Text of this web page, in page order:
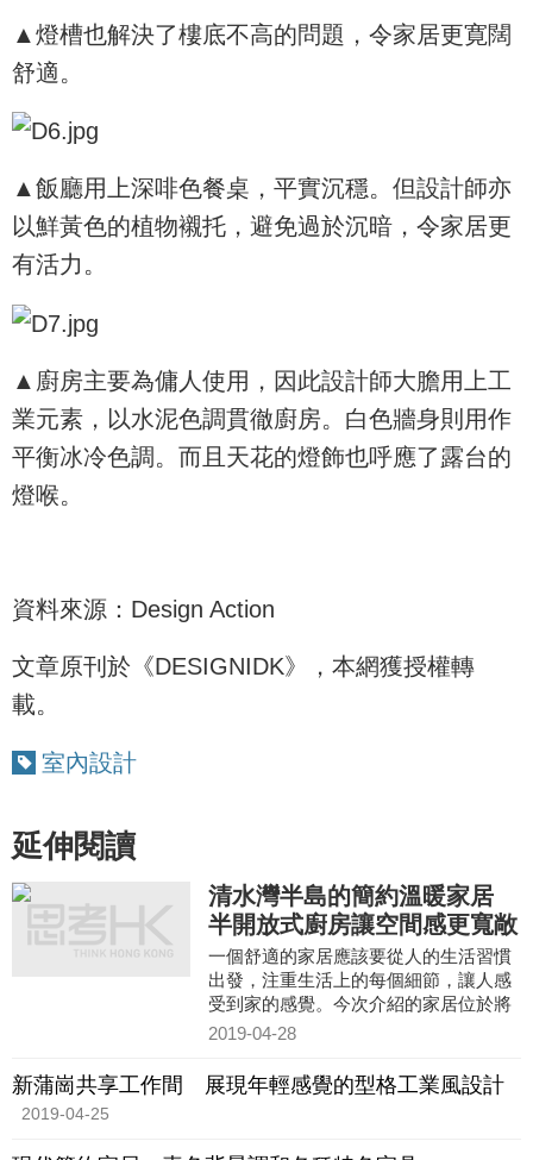
▲燈槽也解決了樓底不高的問題，令家居更寛闊
舒適。
▲飯廳用上深啡色餐桌，平實沉穩。但設計師亦
以鮮黃色的植物襯托，避免過於沉暗，令家居更
有活力。
▲廚房主要為傭人使用，因此設計師大膽用上工
業元素，以水泥色調貫徹廚房。白色牆身則用作
平衡冰冷色調。而且天花的燈飾也呼應了露台的
燈喉。
資料來源：Design Action
文章原刊於《DESIGNIDK》，本網獲授權轉
載。
室內設計
延伸閱讀
清水灣半島的簡約溫暖家居
半開放式廚房讓空間感更寬敞
一個舒適的家居應該要從人的生活習慣
出發，注重生活上的每個細節，讓人感
受到家的感覺。今次介紹的家居位於將
軍澳清水灣半島，設計師考慮到戶主一
和採光等三方面入手，打造了一個簡約
舒適的溫暖家居。
2019-04-28
新蒲崗共享工作間 展現年輕感覺的型格工業風設計
2019-04-25